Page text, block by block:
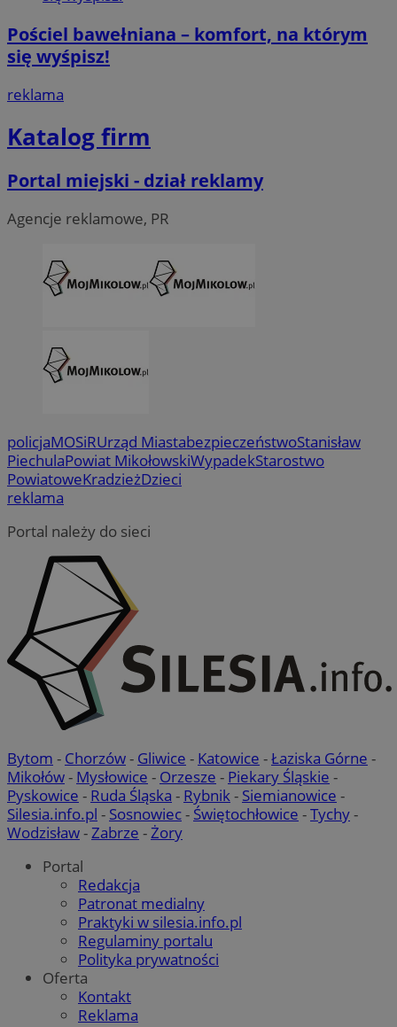
Pościel bawełniana – komfort, na którym
się wyśpisz!
reklama
Katalog firm
Portal miejski - dział reklamy
Agencje reklamowe, PR
policjaMOSiRUrząd MiastabezpieczeństwoStanisław
PiechulaPowiat MikołowskiWypadekStarostwo
PowiatoweKradzieżDzieci
reklama
Portal należy do sieci
Bytom - Chorzów- Gliwice - Katowice -Łaziska Górne -
Mikołów- Mysłowice - Orzesze - Piekary Śląskie -
Pyskowice - Ruda Śląska - Rybnik- Siemianowice -
Silesia.info.pl - Sosnowiec- Świętochłowice -Tychy-
Wodzisław-Zabrze -Żory
Portal
Redakcja
Patronat medialny
Praktyki w silesia.info.pl
Regulaminy portalu
Polityka prywatności
Oferta
Kontakt
Reklama